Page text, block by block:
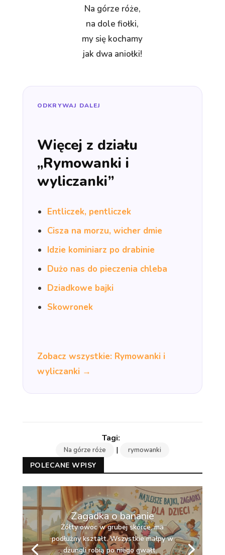
Na górze róże,
na dole fiołki,
my się kochamy
jak dwa aniołki!
ODKRYWAJ DALEJ
Więcej z działu
„Rymowanki i
wyliczanki”
Entliczek, pentliczek
Cisza na morzu, wicher dmie
Idzie kominiarz po drabinie
Dużo nas do pieczenia chleba
Dziadkowe bajki
Skowronek
Zobacz wszystkie: Rymowanki i
wyliczanki →
Na górze róże | rymowanki
POLECANE WPISY
Zagadka o bananie
Żółty owoc w grubej skórce, ma
podłużny kształt. Wszystkie małpy w
dżungli robią po niego gwałt.